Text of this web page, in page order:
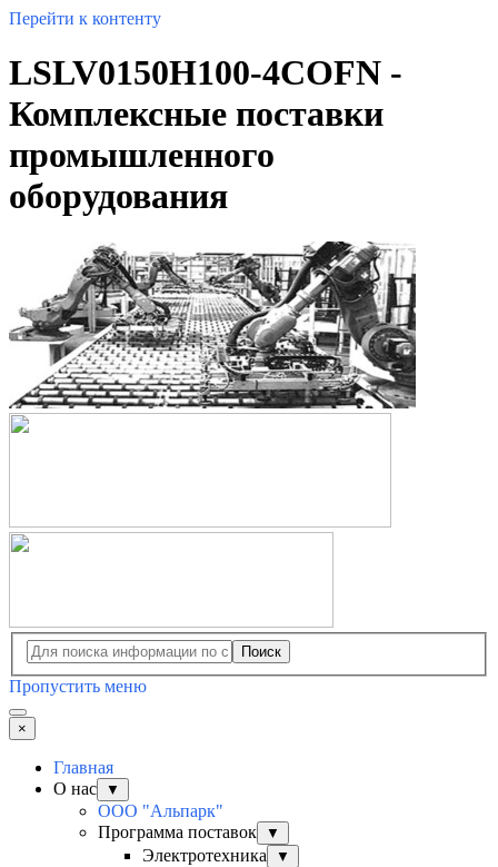
Перейти к контенту
LSLV0150H100-4COFN -
Комплексные поставки
промышленного
оборудования
Поиск
Пропустить меню
×
Главная
О нас
▼
ООО "Альпарк"
Программа поставок
▼
Электротехника ▼